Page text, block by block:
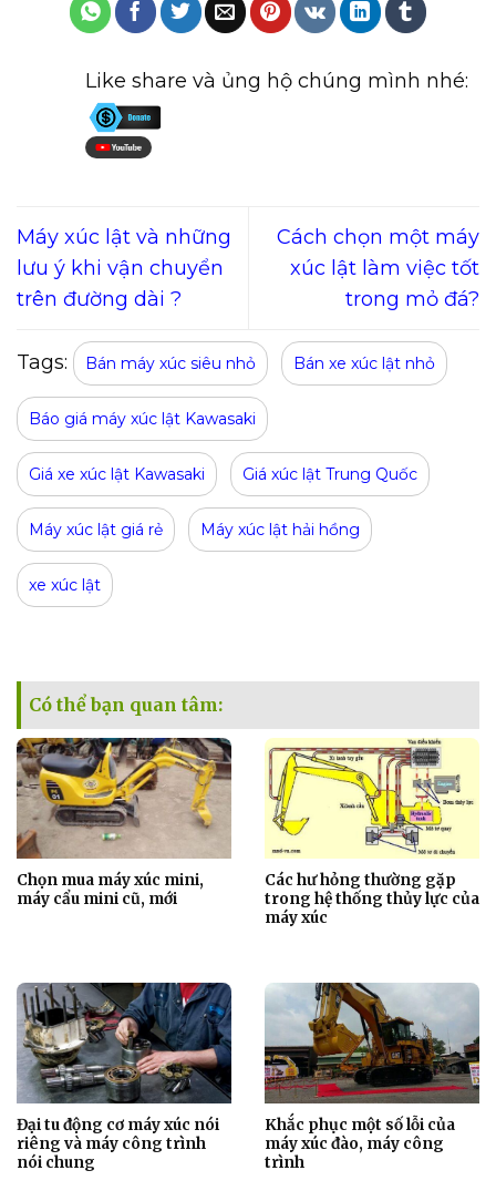
Like share và ủng hộ chúng mình nhé:
Máy xúc lật và những
lưu ý khi vận chuyển
trên đường dài ?
Cách chọn một máy
xúc lật làm việc tốt
trong mỏ đá?
Tags: Bán máy xúc siêu nhỏ Bán xe xúc lật nhỏ
Báo giá máy xúc lật Kawasaki
Giá xe xúc lật Kawasaki Giá xúc lật Trung Quốc
Máy xúc lật giá rẻ Máy xúc lật hải hồng
xe xúc lật
Có thể bạn quan tâm:
Chọn mua máy xúc mini,
máy cẩu mini cũ, mới
Các hư hỏng thường gặp
trong hệ thống thủy lực của
máy xúc
Đại tu động cơ máy xúc nói
riêng và máy công trình
nói chung
Khắc phục một số lỗi của
máy xúc đào, máy công
trình